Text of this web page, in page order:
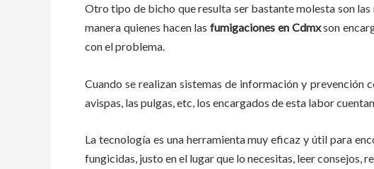
Otro tipo de bicho que resulta ser bastante molesta son las
manera quienes hacen las fumigaciones en Cdmxson
con el problema.
Cuando se realizan sistemas de información y
avispas, las pulgas, etc, los encargados de esta labor
La tecnología es una herramienta muy eficaz y útil para
fungicidas, justo en el lugar que lo necesitas, leer consejos,